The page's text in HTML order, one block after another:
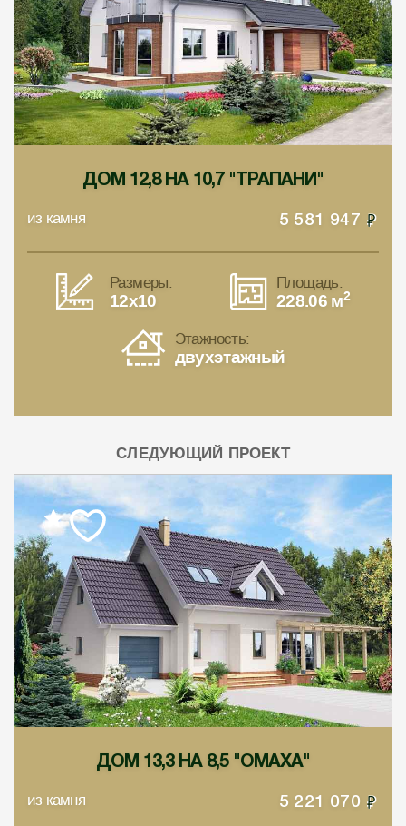
ДОМ 12,8 НА 10,7 "ТРАПАНИ"
из камня 5 581 947
Размеры:
12x10
Площадь:
228.06 м2
Этажность:
двухэтажный
СЛЕДУЮЩИЙ ПРОЕКТ
ДОМ 13,3 НА 8,5 "ОМАХА"
из камня 5 221 070